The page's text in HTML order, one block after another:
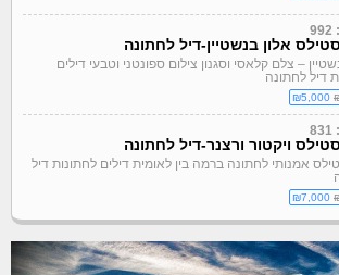
אלון בנשטיין-דיל לחתונה
– צלם קלאסי וסגנון צילום ספונטני וטבעי דילים
דיל לחתונה
ויקטור ורצנר-דיל לחתונה
אמנותי לחתונה ברמה בין לאומית דילים לחתונות דיל